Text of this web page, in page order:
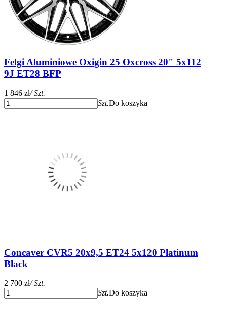
Felgi Aluminiowe Oxigin 25 Oxcross 20" 5x112
9J ET28 BFP
1 846 zł/ Szt.
Szt.Do koszyka
Concaver CVR5 20x9,5 ET24 5x120 Platinum
Black
2 700 zł/ Szt.
Szt.Do koszyka